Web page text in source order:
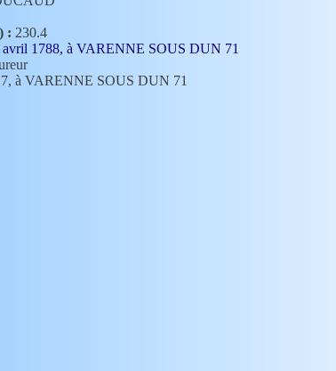
: 230.4
avril 1788, à VARENNE SOUS DUN 71
à VARENNE SOUS DUN 71